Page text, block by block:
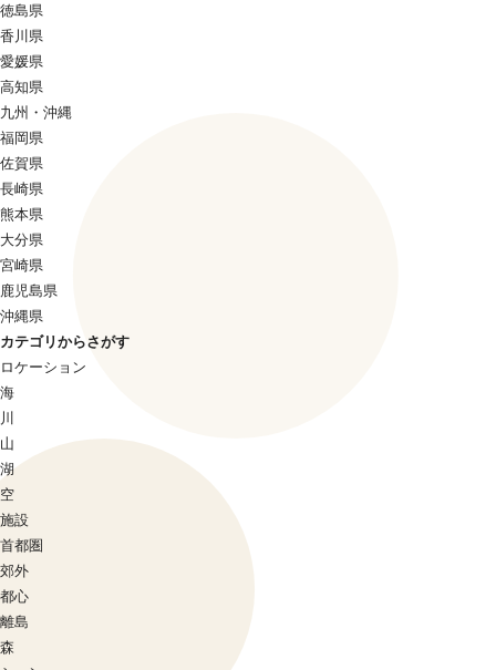
徳島県
香川県
愛媛県
高知県
九州・沖縄
福岡県
佐賀県
長崎県
熊本県
大分県
宮崎県
鹿児島県
沖縄県
カテゴリからさがす
ロケーション
海
川
山
湖
空
施設
首都圏
郊外
都心
離島
森